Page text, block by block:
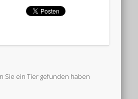
Sie ein Tier gefunden haben